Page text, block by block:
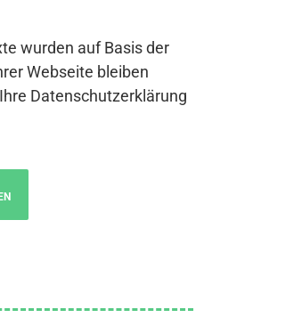
wurden auf Basis der
Webseite bleiben
Datenschutzerklärung